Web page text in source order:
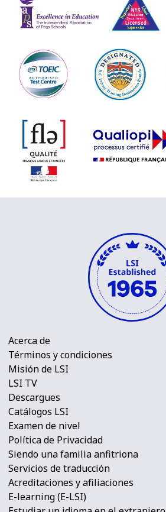
Acerca de
Términos y condiciones
Misión de LSI
LSI TV
Descargues
Catálogos LSI
Examen de nivel
Política de Privacidad
Siendo una familia anfitriona
Servicios de traducción
Acreditaciones y afiliaciones
E-learning (E-LSI)